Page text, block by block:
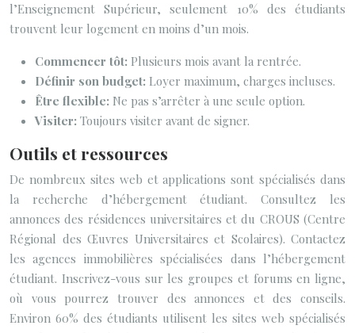
l’Enseignement Supérieur, seulement 10% des étudiants
trouvent leur logement en moins d’un mois.
Commencer tôt: Plusieurs mois avant la rentrée.
Définir son budget: Loyer maximum, charges incluses.
Être flexible: Ne pas s’arrêter à une seule option.
Visiter: Toujours visiter avant de signer.
Outils et ressources
De nombreux sites web et applications sont spécialisés dans
la recherche d’hébergement étudiant. Consultez les
annonces des résidences universitaires et du CROUS (Centre
Régional des Œuvres Universitaires et Scolaires). Contactez
les agences immobilières spécialisées dans l’hébergement
étudiant. Inscrivez-vous sur les groupes et forums en ligne,
où vous pourrez trouver des annonces et des conseils.
Environ 60% des étudiants utilisent les sites web spécialisés